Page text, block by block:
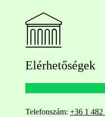
Elérhetőségek
Telefonszám: +36 1 482